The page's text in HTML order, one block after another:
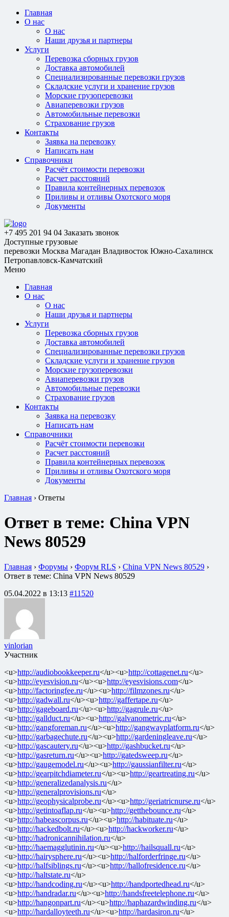
Главная
О нас
О нас
Наши друзья и партнеры
Услуги
Перевозка сборных грузов
Доставка автомобилей
Специализированные перевозки грузов
Складские услуги и хранение грузов
Морские грузоперевозки
Авиаперевозки грузов
Автомобильные перевозки
Страхование грузов
Контакты
Заявка на перевозку
Написать нам
Справочники
Расчёт стоимости перевозки
Расчет расстояний
Правила контейнерных перевозок
Приливы и отливы Охотского моря
Документы
+7 495 201 94 04 Заказать звонок
Доступные грузовые
перевозки Москва Магадан Владивосток Южно-Сахалинск
Петропавловск-Камчатский
Меню
Главная
О нас
О нас
Наши друзья и партнеры
Услуги
Перевозка сборных грузов
Доставка автомобилей
Специализированные перевозки грузов
Складские услуги и хранение грузов
Морские грузоперевозки
Авиаперевозки грузов
Автомобильные перевозки
Страхование грузов
Контакты
Заявка на перевозку
Написать нам
Справочники
Расчёт стоимости перевозки
Расчет расстояний
Правила контейнерных перевозок
Приливы и отливы Охотского моря
Документы
Главная › Ответы
Ответ в теме: China VPN
News 80529
Главная › Форумы › Форум RLS › China VPN News 80529 ›
Ответ в теме: China VPN News 80529
05.04.2022 в 13:13 #11520
vinlorian
Участник
<u>http://audiobookkeeper.ru</u><u>http://cottagenet.ru</u>
<u>http://eyesvision.ru</u><u>http://eyesvisions.com</u>
<u>http://factoringfee.ru</u><u>http://filmzones.ru</u>
<u>http://gadwall.ru</u><u>http://gaffertape.ru</u>
<u>http://gageboard.ru</u><u>http://gagrule.ru</u>
<u>http://gallduct.ru</u><u>http://galvanometric.ru</u>
<u>http://gangforeman.ru</u><u>http://gangwayplatform.ru</u>
<u>http://garbagechute.ru</u><u>http://gardeningleave.ru</u>
<u>http://gascautery.ru</u><u>http://gashbucket.ru</u>
<u>http://gasreturn.ru</u><u>http://gatedsweep.ru</u>
<u>http://gaugemodel.ru</u><u>http://gaussianfilter.ru</u>
<u>http://gearpitchdiameter.ru</u><u>http://geartreating.ru</u>
<u>http://generalizedanalysis.ru</u>
<u>http://generalprovisions.ru</u>
<u>http://geophysicalprobe.ru</u><u>http://geriatricnurse.ru</u>
<u>http://getintoaflap.ru</u><u>http://getthebounce.ru</u>
<u>http://habeascorpus.ru</u><u>http://habituate.ru</u>
<u>http://hackedbolt.ru</u><u>http://hackworker.ru</u>
<u>http://hadronicannihilation.ru</u>
<u>http://haemagglutinin.ru</u><u>http://hailsquall.ru</u>
<u>http://hairysphere.ru</u><u>http://halforderfringe.ru</u>
<u>http://halfsiblings.ru</u><u>http://hallofresidence.ru</u>
<u>http://haltstate.ru</u>
<u>http://handcoding.ru</u><u>http://handportedhead.ru</u>
<u>http://handradar.ru</u><u>http://handsfreetelephone.ru</u>
<u>http://hangonpart.ru</u><u>http://haphazardwinding.ru</u>
<u>http://hardalloyteeth.ru</u><u>http://hardasiron.ru</u>